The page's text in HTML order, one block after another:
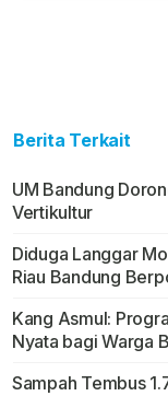
Berita Terkait
UM Bandung
Vertikultur
Diduga Langgar
Riau Bandung
Kang Asmul:
Nyata bagi Warga
Sampah Tembus